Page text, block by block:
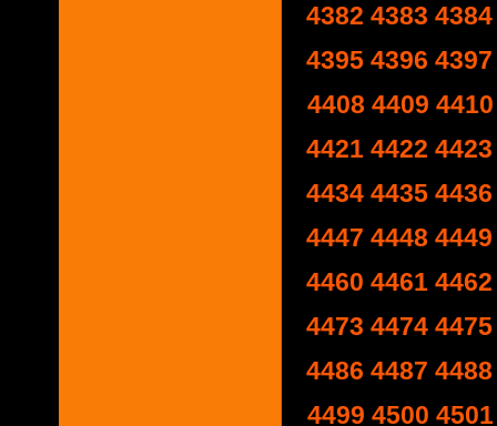
4382 4383 4384
4395 4396 4397
4408 4409 4410
4421 4422 4423
4434 4435 4436
4447 4448 4449
4460 4461 4462
4473 4474 4475
4486 4487 4488
4499 4500 4501